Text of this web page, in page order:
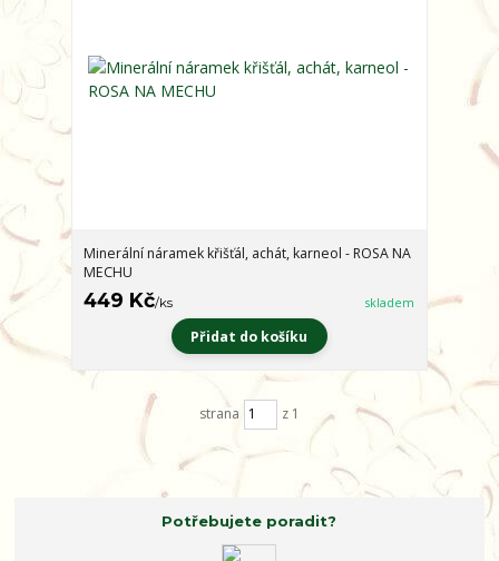
Minerální náramek křišťál, achát, karneol - ROSA NA
MECHU
449 Kč/ks skladem
Přidat do košíku
strana z 1
Potřebujete poradit?